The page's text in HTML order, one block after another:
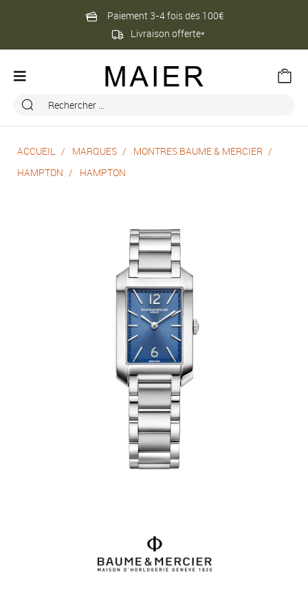
Paiement 3-4 fois dès 100€
Livraison offerte*
ACCUEIL MARQUES
MONTRES BAUME & MERCIER
HAMPTON
HAMPTON